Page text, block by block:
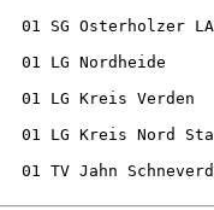
01 SG Osterholzer
01 LG Nordheide
01 LG Kreis Verden
01 LG Kreis Nord
01 TV Jahn